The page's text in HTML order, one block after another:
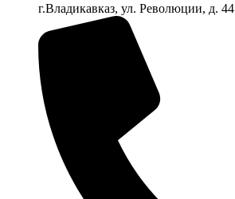
г.Владикавказ, ул. Революции, д. 44